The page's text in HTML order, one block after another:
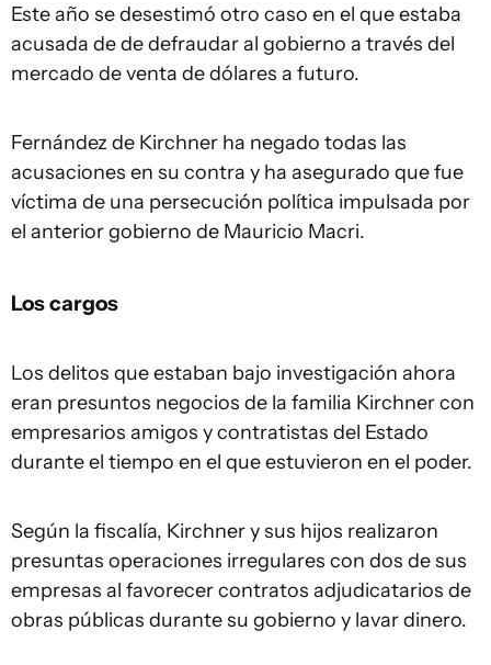
Este año se desestimó otro caso en el que estaba
acusada de de defraudar al gobierno a través del
mercado de venta de dólares a futuro.
Fernández de Kirchner ha negado todas las
acusaciones en su contra y ha asegurado que fue
víctima de una persecución política impulsada por
el anterior gobierno de Mauricio Macri.
Los cargos
Los delitos que estaban bajo investigación ahora
eran presuntos negocios de la familia Kirchner con
empresarios amigos y contratistas del Estado
durante el tiempo en el que estuvieron en el poder.
Según la fiscalía, Kirchner y sus hijos realizaron
presuntas operaciones irregulares con dos de sus
empresas al favorecer contratos adjudicatarios de
obras públicas durante su gobierno y lavar dinero.